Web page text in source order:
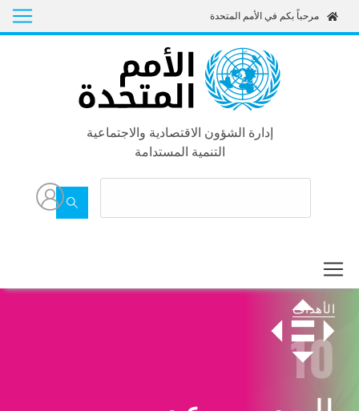
main
content
مرحباً بكم في الأمم المتحدة
إدارة الشؤون الاقتصادية والاجتماعية
التنمية المستدامة
الأهداف
10